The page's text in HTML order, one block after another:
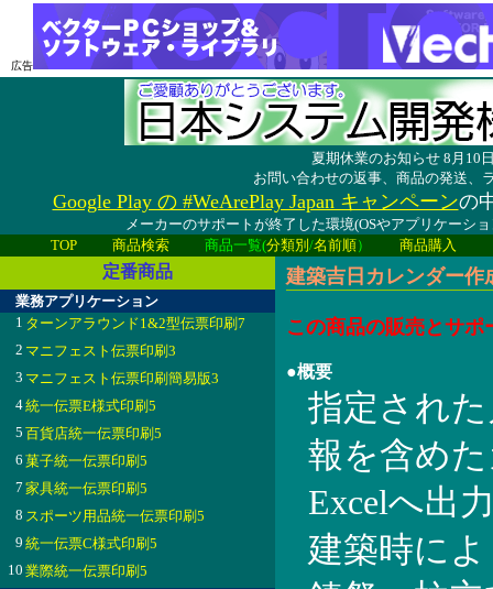
広告
夏期休業のお知らせ 8月10
お問い合わせの返事、商品の発送、
Google Play の #WeArePlay Japan キャンペーンの
メーカーのサポートが終了した環境(OSやアプリケーシ
TOP
商品検索 商品一覧(分類別 /名前順） 商品購入
定番商品
業務アプリケーション
1 ターンアラウンド1&2型伝票印刷7
2 マニフェスト伝票印刷3
3 マニフェスト伝票印刷簡易版3
4統一伝票E様式印刷5
5 百貨店統一伝票印刷5
6 菓子統一伝票印刷5
7 家具統一伝票印刷5
8 スポーツ用品統一伝票印刷5
9 統一伝票C様式印刷5
10 業際統一伝票印刷5
建築吉日カレンダー
この商品の販売とサ
●概要
指定され
報を含め
Excelへ出
建築時に